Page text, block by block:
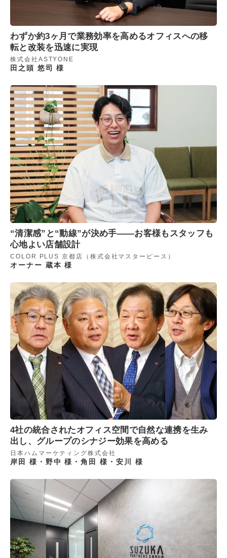
わずか約3ヶ月で業務効率を高めるオフィスへの移
転と改装を迅速に実現
株式会社ASTYONE
田之頭 悠司 様
“清潔感”と“動線”が決め手――お客様もスタッフも
心地よい店舗設計
COLOR PLUS 京都店（株式会社マスターピース）
オーナー 蔵本 様
4社の統合されたオフィス空間で自然な連携を生み
出し、グループのシナジー効果を高める
日本ハムマーケティング株式会社
岸田 様・野中 様・角田 様・安川 様